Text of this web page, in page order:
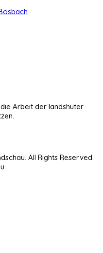
Arbeit der landshuter
All Rights Reserved.